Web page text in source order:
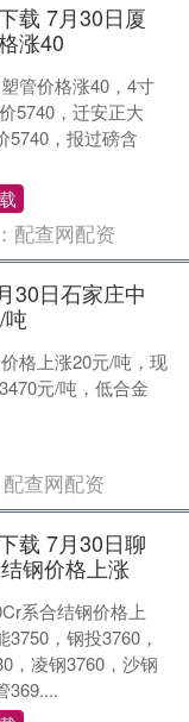
载 7月30日厦
涨40
管价格涨40，4寸
5740，迁安正大
5740，报过磅含
配查网配资
30日石家庄中
格上涨20元/吨，现
元/吨，低合金
配查网配资
载 7月30日聊
钢价格上涨
系合结钢价格上
，钢投3760，
，凌钢3760，沙钢
369....